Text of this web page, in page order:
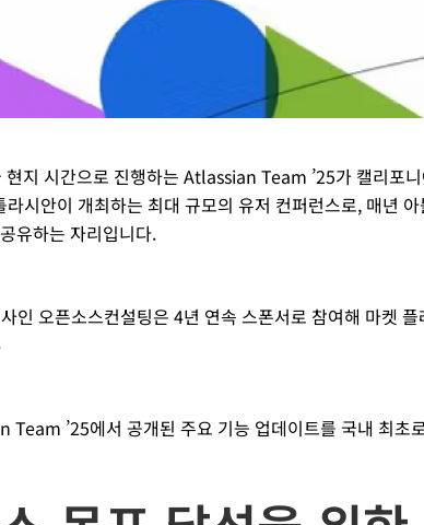
지 시간으로 진행하는 Atlassian Team ’25가 캘리포
시안이 개최하는 최대 규모의 유저 컨퍼런스로, 매년
유하는 자리입니다.
인 오픈소스컨설팅은 4년 연속 스폰서로 참여해 마켓
Team ’25에서 공개된 주요 기능 업데이트를 국내 최초